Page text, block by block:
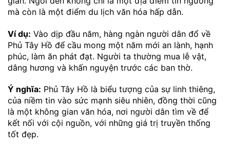
mà còn là một điểm du lịch văn hóa hấp dẫn.
Ví dụ: Vào dịp đầu năm, hàng ngàn người dân đổ về
Phủ Tây Hồ để cầu mong một năm mới an lành, hạnh
phúc, làm ăn phát đạt. Người ta thường mua lễ vật,
dâng hương và khấn nguyện trước các ban thờ.
Ý nghĩa: Phủ Tây Hồ là biểu tượng của sự linh thiêng,
của niềm tin vào sức mạnh siêu nhiên, đồng thời cũng
là một không gian văn hóa, nơi người dân tìm về để
kết nối với cội nguồn, với những giá trị truyền thống
tốt đẹp.